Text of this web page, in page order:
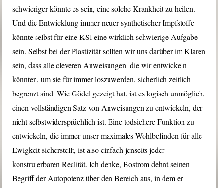
schwieriger könnte es sein, eine solche Krankheit zu heilen.
Und die Entwicklung immer neuer synthetischer Impfstoffe
könnte selbst für eine KSI eine wirklich schwierige Aufgabe
sein. Selbst bei der Plastizität sollten wir uns darüber im Klaren
sein, dass alle cleveren Anweisungen, die wir entwickeln
könnten, um sie für immer loszuwerden, sicherlich zeitlich
begrenzt sind. Wie Gödel gezeigt hat, ist es logisch unmöglich,
einen vollständigen Satz von Anweisungen zu entwickeln, der
nicht selbstwidersprüchlich ist. Eine todsichere Funktion zu
entwickeln, die immer unser maximales Wohlbefinden für alle
Ewigkeit sicherstellt, ist also einfach jenseits jeder
konstruierbaren Realität. Ich denke, Bostrom dehnt seinen
Begriff der Autopotenz über den Bereich aus, in dem er